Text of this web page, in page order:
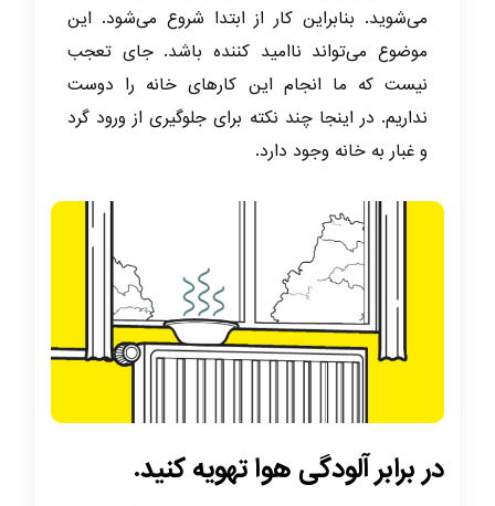
می‌شوید. بنابراین کار از ابتدا شروع می‌شود. این
موضوع می‌تواند ناامید کننده باشد. جای تعجب
نیست که ما انجام این کارهای خانه را دوست
نداریم. در اینجا چند نکته برای جلوگیری از ورود گرد
و غبار به خانه وجود دارد.
در برابر آلودگی هوا تهویه کنید.